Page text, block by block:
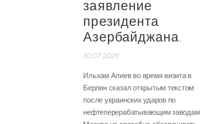
заявление
президента
Азербайджана.
30.07.2026
Ильхам Алиев во время визита в
Берлин сказал открытым текстом:
после украинских ударов по
нефтеперерабатывающим заводам